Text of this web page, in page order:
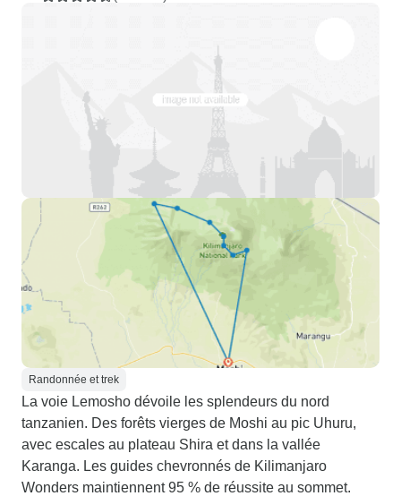
Randonnée et trek
La voie Lemosho dévoile les splendeurs du nord
tanzanien. Des forêts vierges de Moshi au pic Uhuru,
avec escales au plateau Shira et dans la vallée
Karanga. Les guides chevronnés de Kilimanjaro
Wonders maintiennent 95 % de réussite au sommet.